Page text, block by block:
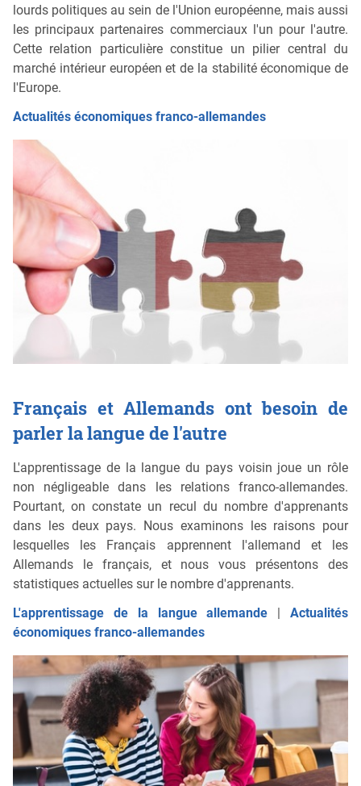
lourds politiques au sein de l'Union européenne, mais aussi
les principaux partenaires commerciaux l'un pour l'autre.
Cette relation particulière constitue un pilier central du
marché intérieur européen et de la stabilité économique de
l'Europe.
Actualités économiques franco-allemandes
Français et Allemands ont besoin de
parler la langue de l'autre
L'apprentissage de la langue du pays voisin joue un rôle
non négligeable dans les relations franco-allemandes.
Pourtant, on constate un recul du nombre d'apprenants
dans les deux pays. Nous examinons les raisons pour
lesquelles les Français apprennent l'allemand et les
Allemands le français, et nous vous présentons des
statistiques actuelles sur le nombre d'apprenants.
L'apprentissage de la langue allemande |Actualités
économiques franco-allemandes